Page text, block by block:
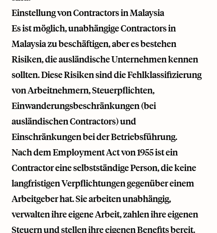
Einstellung von Contractors in Malaysia
Es ist möglich, unabhängige Contractors in
Malaysia zu beschäftigen, aber es bestehen
Risiken, die ausländische Unternehmen kennen
sollten. Diese Risiken sind die Fehlklassifizierung
von Arbeitnehmern, Steuerpflichten,
Einwanderungsbeschränkungen (bei
ausländischen Contractors) und
Einschränkungen bei der Betriebsführung.
Nach dem Employment Act von 1955 ist ein
Contractor eine selbstständige Person, die keine
langfristigen Verpflichtungen gegenüber einem
Arbeitgeber hat. Sie arbeiten unabhängig,
verwalten ihre eigene Arbeit, zahlen ihre eigenen
Steuern und stellen ihre eigenen Benefits bereit.